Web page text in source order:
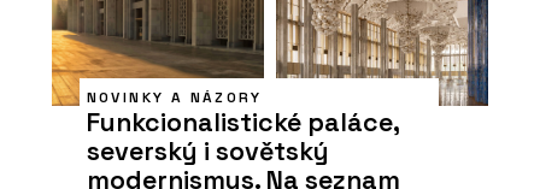
NOVINKY A NÁZORY
Funkcionalistické paláce,
severský i sovětský
modernismus. Na seznam